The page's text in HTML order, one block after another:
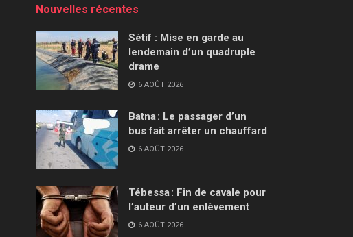
Nouvelles récentes
Sétif : Mise en garde au
lendemain d’un quadruple
drame
6 AOÛT 2026
Batna : Le passager d’un
bus fait arrêter un chauffard
6 AOÛT 2026
Tébessa : Fin de cavale pour
l’auteur d’un enlèvement
6 AOÛT 2026